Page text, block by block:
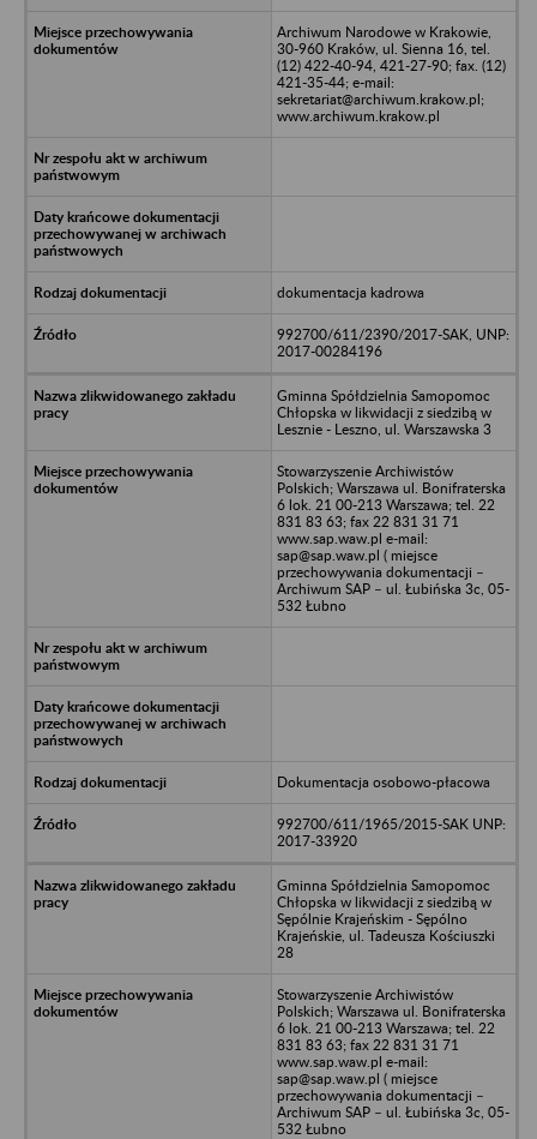
Archiwum Narodowe w Krakowie,
30-960 Kraków, ul. Sienna 16, tel.
(12) 422-40-94, 421-27-90; fax. (12)
421-35-44; e-mail:
sekretariat@archiwum.krakow.pl;
www.archiwum.krakow.pl
dokumentacja kadrowa
992700/611/2390/2017-SAK, UNP:
2017-00284196
Gminna Spółdzielnia Samopomoc
Chłopska w likwidacji z siedzibą w
Lesznie - Leszno, ul. Warszawska 3
Stowarzyszenie Archiwistów
Polskich; Warszawa ul. Bonifraterska
6 lok. 21 00-213 Warszawa; tel. 22
831 83 63; fax 22 831 31 71
www.sap.waw.pl e-mail:
sap@sap.waw.pl ( miejsce
przechowywania dokumentacji –
Archiwum SAP – ul. Łubińska 3c, 05-
532 Łubno
Dokumentacja osobowo-płacowa
992700/611/1965/2015-SAK UNP:
2017-33920
Gminna Spółdzielnia Samopomoc
Chłopska w likwidacji z siedzibą w
Sępólnie Krajeńskim - Sępólno
Krajeńskie, ul. Tadeusza Kościuszki
28
Stowarzyszenie Archiwistów
Polskich; Warszawa ul. Bonifraterska
6 lok. 21 00-213 Warszawa; tel. 22
831 83 63; fax 22 831 31 71
www.sap.waw.pl e-mail:
sap@sap.waw.pl ( miejsce
przechowywania dokumentacji –
Archiwum SAP – ul. Łubińska 3c, 05-
532 Łubno